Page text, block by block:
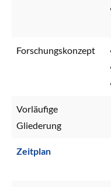
Forschungskonzept
Vorläufige
Gliederung
Zeitplan